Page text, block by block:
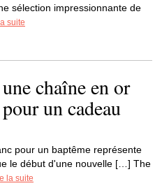
sélection impressionnante de
suite
chaîne en or
un cadeau
pour un baptême représente
le début d'une nouvelle […] The
la suite